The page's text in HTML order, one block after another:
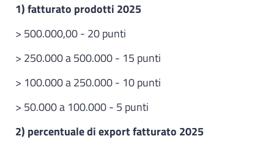
1) fatturato prodotti 2025
> 500.000,00 - 20 punti
> 250.000 a 500.000 - 15 punti
> 100.000 a 250.000 - 10 punti
> 50.000 a 100.000 - 5 punti
2) percentuale di export fatturato 2025